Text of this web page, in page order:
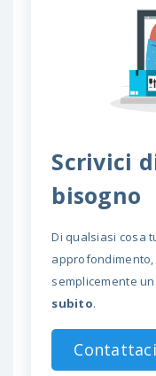
Scrivici
bisogno
Di qualsiasi cosa
semplicemente
subito.